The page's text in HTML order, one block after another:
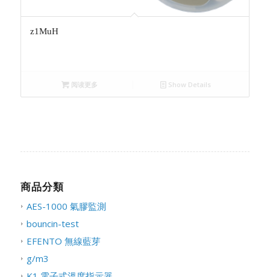
z1MuH
阅读更多 Show Details
商品分類
AES-1000 氣膠監測
bouncin-test
EFENTO 無線藍芽
g/m3